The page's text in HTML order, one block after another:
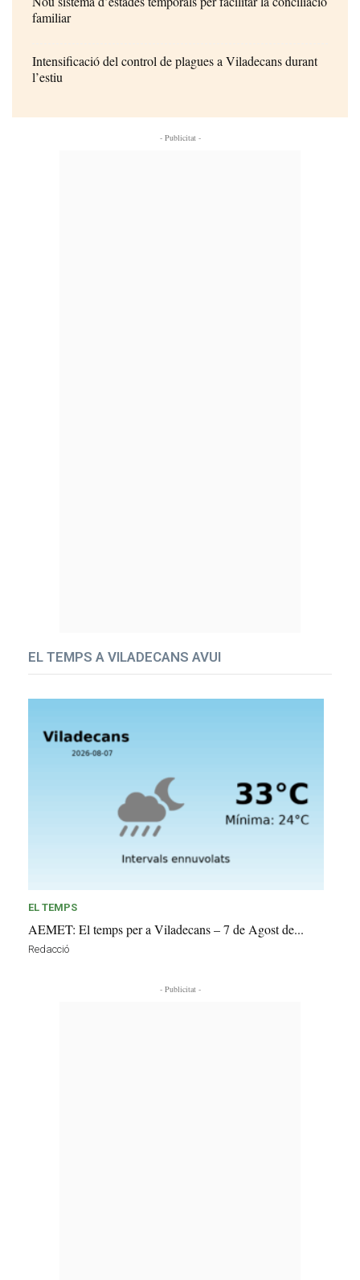
familiar
Intensificació del control de plagues a Viladecans durant
l’estiu
- Publicitat -
EL TEMPS A VILADECANS AVUI
EL TEMPS
AEMET: El temps per a Viladecans – 7 de Agost de...
Redacció
- Publicitat -